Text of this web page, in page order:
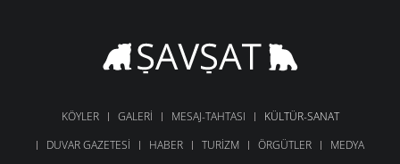
KÖYLER GALERI MESAJ-TAHTASI
KÜLTÜR-SANAT
DUVAR GAZETESI
HABER TURIZM ÖRGÜTLER MEDYA